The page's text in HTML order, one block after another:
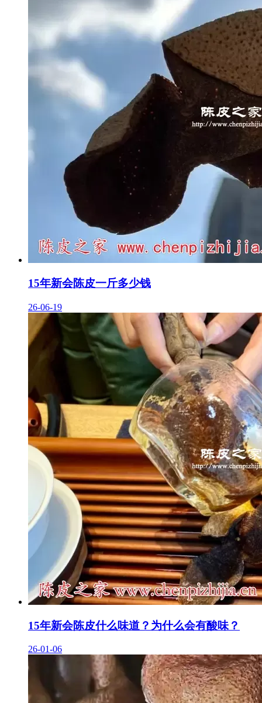
15年新会陈皮一斤多少钱
26-06-19
15年新会陈皮什么味道？为什么会有酸味？
26-01-06